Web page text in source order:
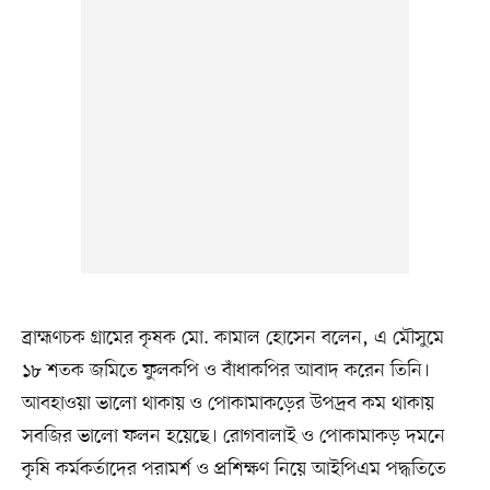
ব্রাহ্মণচক গ্রামের কৃষক মো. কামাল হোসেন বলেন, এ মৌসুমে
১৮ শতক জমিতে ফুলকপি ও বাঁধাকপির আবাদ করেন তিনি।
আবহাওয়া ভালো থাকায় ও পোকামাকড়ের উপদ্রব কম থাকায়
সবজির ভালো ফলন হয়েছে। রোগবালাই ও পোকামাকড় দমনে
কৃষি কর্মকর্তাদের পরামর্শ ও প্রশিক্ষণ নিয়ে আইপিএম পদ্ধতিতে